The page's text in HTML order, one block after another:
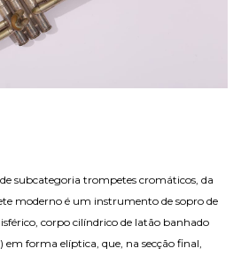
subcategoria trompetes cromáticos, da
moderno é um instrumento de sopro de
corpo cilíndrico de latão banhado
forma elíptica, que, na secção final,